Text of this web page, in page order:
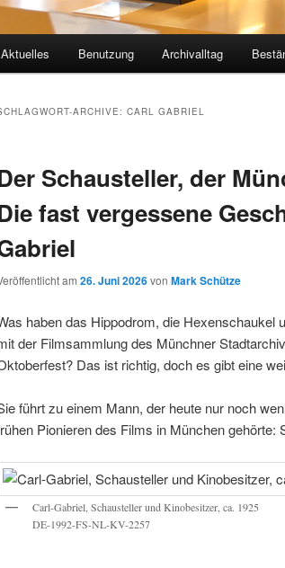
Aktuelles Benutzung Archivalltag
ARCHIVE: CARL GABRIEL
Schausteller, der
fast vergessene
am 26. Juni 2026von Mark Schütze
haben das Hippodrom, die Hexenschaukel
der Filmsammlung des Münchner
Das ist richtig, doch es gibt eine
führt zu einem Mann, der heute nur noch
Pionieren des Films in München gehörte:
Carl-Gabriel, Schausteller und Kinobesitzer, ca. 1925
DE-1992-FS-NL-KV-2257